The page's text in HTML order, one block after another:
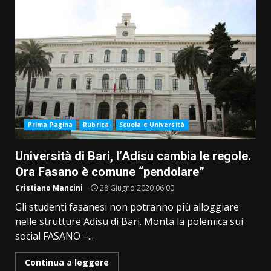
Prima Pagina Rubrica Scuola e Università
Università di Bari, l’Adisu cambia le regole.
Ora Fasano è comune “pendolare”
Cristiano Mancini 28 Giugno 2020 06:00
Gli studenti fasanesi non potranno più alloggiare
nelle strutture Adisu di Bari. Monta la polemica sui
social FASANO –...
Continua a leggere